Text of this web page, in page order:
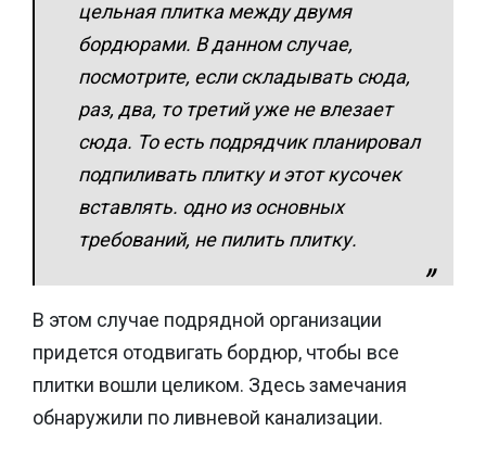
цельная плитка между двумя
бордюрами. В данном случае,
посмотрите, если складывать сюда,
раз, два, то третий уже не влезает
сюда. То есть подрядчик планировал
подпиливать плитку и этот кусочек
вставлять. одно из основных
требований, не пилить плитку.
В этом случае подрядной организации
придется отодвигать бордюр, чтобы все
плитки вошли целиком. Здесь замечания
обнаружили по ливневой канализации.